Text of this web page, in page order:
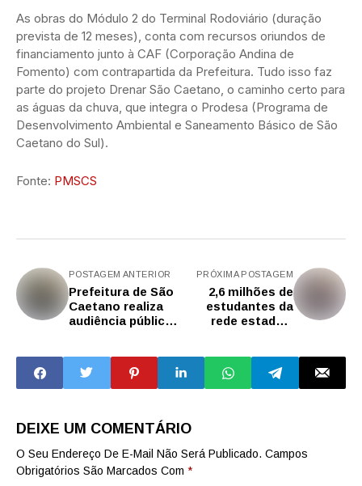
As obras do Módulo 2 do Terminal Rodoviário (duração
prevista de 12 meses), conta com recursos oriundos de
financiamento junto à CAF (Corporação Andina de
Fomento) com contrapartida da Prefeitura. Tudo isso faz
parte do projeto Drenar São Caetano, o caminho certo para
as águas da chuva, que integra o Prodesa (Programa de
Desenvolvimento Ambiental e Saneamento Básico de São
Caetano do Sul).
Fonte: PMSCS
POSTAGEM ANTERIOR
Prefeitura de São
Caetano realiza
audiência pública
orçamentárias de
2026
PRÓXIMA POSTAGEM
2,6 milhões de
estudantes da
rede estadual
bimestre
DEIXE UM COMENTÁRIO
O Seu Endereço De E-Mail Não Será Publicado. Campos
Obrigatórios São Marcados Com *